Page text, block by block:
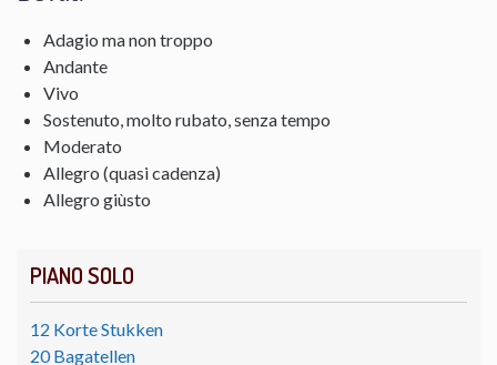
PIANO SOLO
12 Korte Stukken
20 Bagatellen
Adagio ma non troppo
Andante
Vivo
Sostenuto, molto rubato, senza tempo
Moderato
Allegro (quasi cadenza)
Allegro giùsto